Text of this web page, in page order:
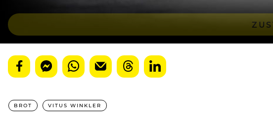
BROT VITUS WINKLER